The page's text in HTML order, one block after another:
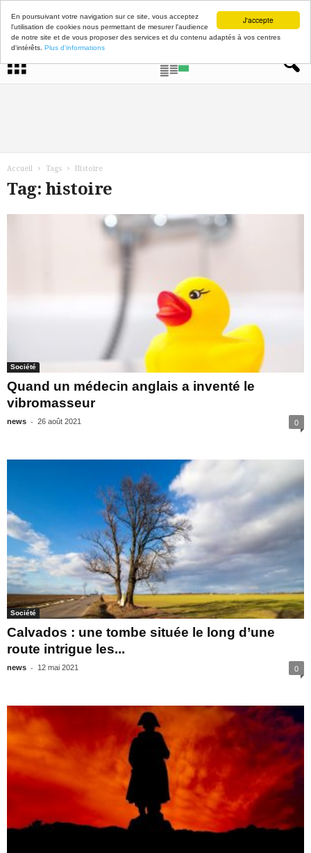
J'accepte
En poursuivant votre navigation sur ce site, vous acceptez
l'utilisation de cookies nous permettant de mesurer l'audience
de notre site et de vous proposer des services et du contenu adaptés à vos centres
d'intérêts. Plus d'informations
Accueil Tags Histoire
Tag: histoire
Société
Quand un médecin anglais a inventé le
vibromasseur
news - 26 août 2021 0
Société
Calvados : une tombe située le long d’une
route intrigue les...
news - 12 mai 2021 0